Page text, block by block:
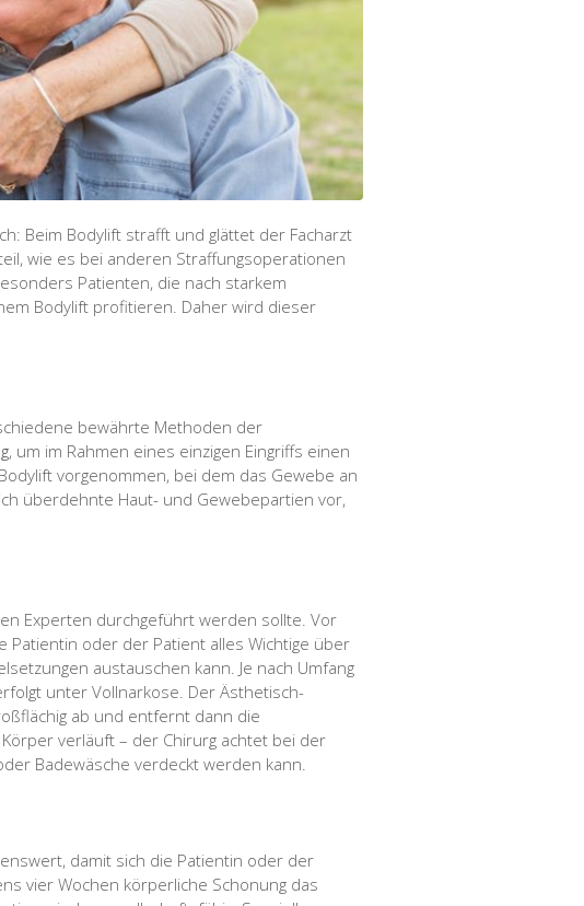
Beim Bodylift strafft und glättet der Facharzt
wie es bei anderen Straffungsoperationen
Patienten, die nach starkem
Bodylift profitieren. Daher wird dieser
bewährte Methoden der
, um im Rahmen eines einzigen Eingriffs einen
vorgenommen, bei dem das Gewebe an
überdehnte Haut- und Gewebepartien vor,
Experten durchgeführt werden sollte. Vor
Patientin oder der Patient alles Wichtige über
austauschen kann. Je nach Umfang
unter Vollnarkose. Der Ästhetisch-
ab und entfernt dann die
verläuft – der Chirurg achtet bei der
Badewäsche verdeckt werden kann.
damit sich die Patientin oder der
vier Wochen körperliche Schonung das